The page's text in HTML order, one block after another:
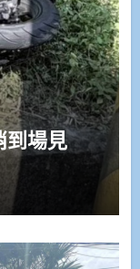
到場見